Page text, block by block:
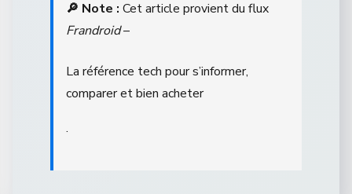
🔎 Note : Cet article provient du flux
Frandroid–
La référence tech pour s’informer,
comparer et bien acheter
.